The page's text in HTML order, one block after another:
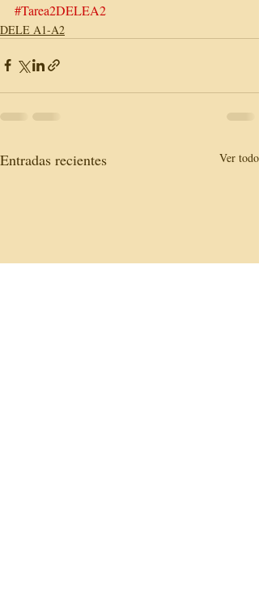
#Tarea2DELEA2
DELE A1-A2
Entradas recientes Ver todo